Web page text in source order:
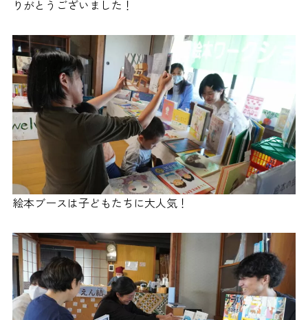
りがとうございました！
絵本ブースは子どもたちに大人気！